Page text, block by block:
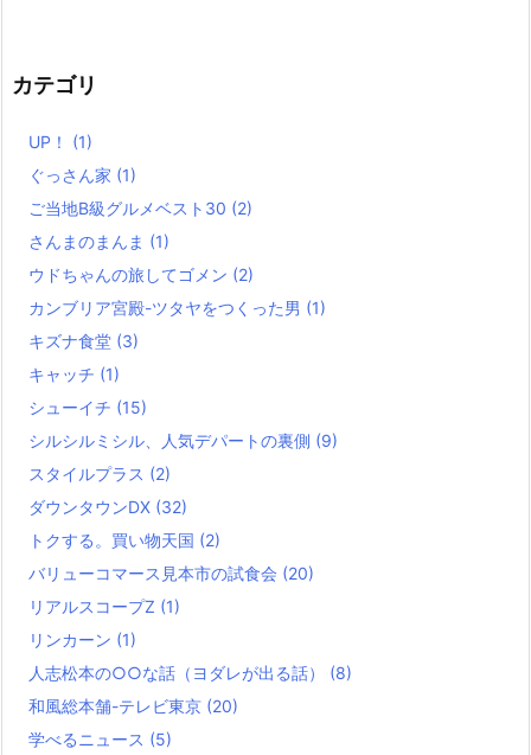
カテゴリ
UP！ (1)
ぐっさん家 (1)
ご当地B級グルメベスト30 (2)
さんまのまんま (1)
ウドちゃんの旅してゴメン (2)
カンブリア宮殿-ツタヤをつくった男 (1)
キズナ食堂 (3)
キャッチ (1)
シューイチ (15)
シルシルミシル、人気デパートの裏側 (9)
スタイルプラス (2)
ダウンタウンDX (32)
トクする。買い物天国 (2)
バリューコマース見本市の試食会 (20)
リアルスコープZ (1)
リンカーン (1)
人志松本の○○な話（ヨダレが出る話） (8)
和風総本舗-テレビ東京 (20)
学べるニュース (5)